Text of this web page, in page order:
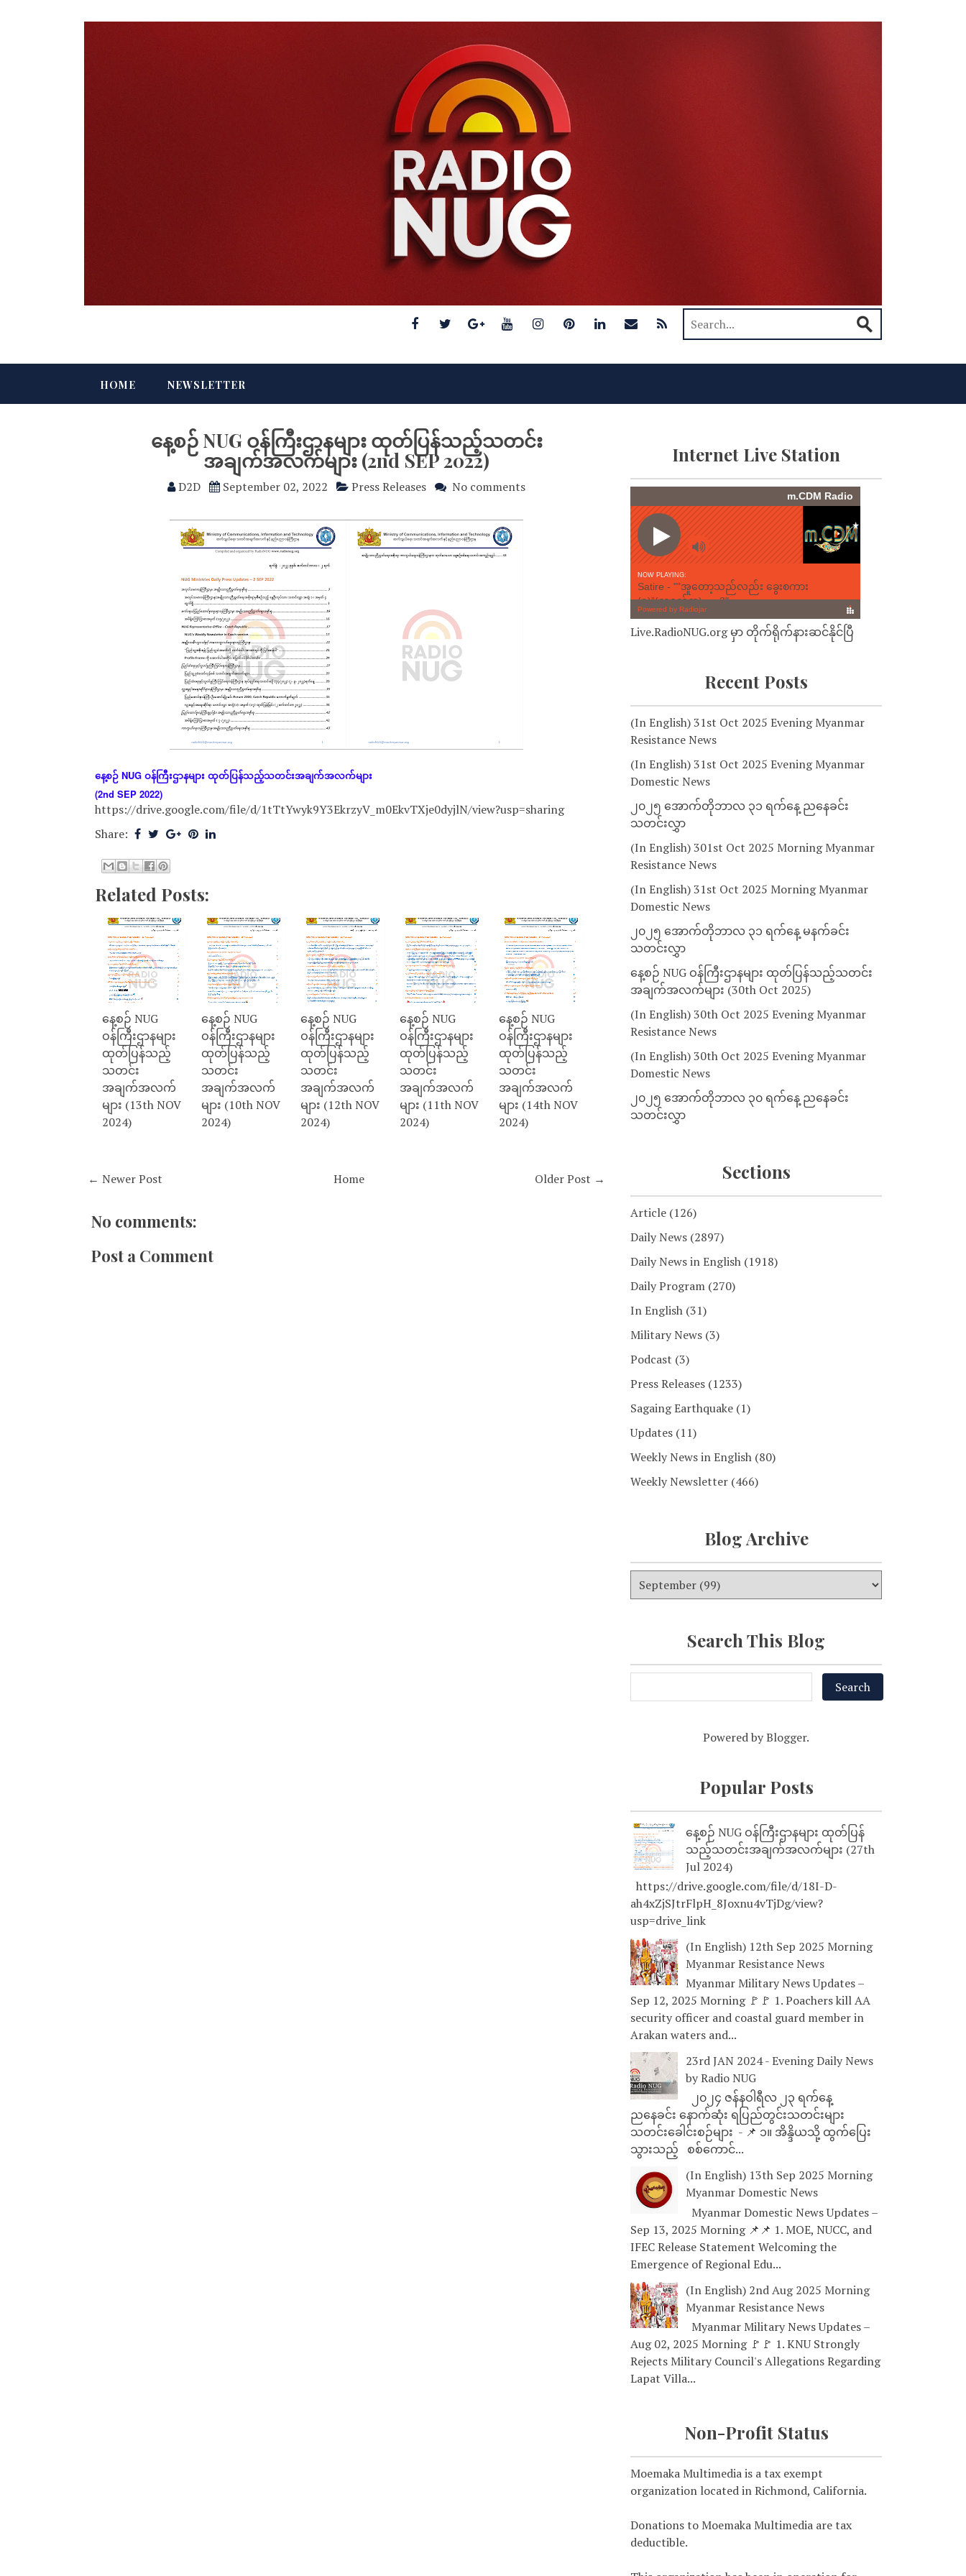
HOME NEWSLETTER
နေ့စဉ် NUG ဝန်ကြီးဌာနများ ထုတ်ပြန်သည့်သတင်း
အချက်အလက်များ (2nd SEP 2022)
D2D September 02, 2022 Press Releases No comments
နေ့စဉ် NUG ဝန်ကြီးဌာနများ ထုတ်ပြန်သည့်သတင်းအချက်အလက်များ
(2nd SEP 2022)
https://drive.google.com/file/d/1tTtYwyk9Y3EkrzyV_m0EkvTXje0dyjlN/view?usp=sharing
Share:
Related Posts:
နေ့စဉ် NUG
ဝန်ကြီးဌာနများ
ထုတ်ပြန်သည့်
သတင်း
အချက်အလက်
များ (13th NOV
2024)
နေ့စဉ် NUG
ဝန်ကြီးဌာနများ
ထုတ်ပြန်သည့်
သတင်း
အချက်အလက်
များ (10th NOV
2024)
နေ့စဉ် NUG
ဝန်ကြီးဌာနများ
ထုတ်ပြန်သည့်
သတင်း
အချက်အလက်
များ (12th NOV
2024)
နေ့စဉ် NUG
ဝန်ကြီးဌာနများ
ထုတ်ပြန်သည့်
သတင်း
အချက်အလက်
များ (11th NOV
2024)
နေ့စဉ် NUG
ဝန်ကြီးဌာနများ
ထုတ်ပြန်သည့်
သတင်း
အချက်အလက်
များ (14th NOV
2024)
← Newer Post Older Post →
Home
No comments:
Post a Comment
Internet Live Station
Live.RadioNUG.org မှာ တိုက်ရိုက်နားဆင်နိုင်ပြီ
Recent Posts
(In English) 31st Oct 2025 Evening Myanmar
Resistance News
(In English) 31st Oct 2025 Evening Myanmar
Domestic News
၂၀၂၅ အောက်တိုဘာလ ၃၁ ရက်နေ့ ညနေခင်း
သတင်းလွှာ
(In English) 301st Oct 2025 Morning Myanmar
Resistance News
(In English) 31st Oct 2025 Morning Myanmar
Domestic News
၂၀၂၅ အောက်တိုဘာလ ၃၁ ရက်နေ့ မနက်ခင်း
သတင်းလွှာ
နေ့စဉ် NUG ဝန်ကြီးဌာနများ ထုတ်ပြန်သည့်သတင်း
အချက်အလက်များ (30th Oct 2025)
(In English) 30th Oct 2025 Evening Myanmar
Resistance News
(In English) 30th Oct 2025 Evening Myanmar
Domestic News
၂၀၂၅ အောက်တိုဘာလ ၃၀ ရက်နေ့ ညနေခင်း
သတင်းလွှာ
Sections
Article (126)
Daily News (2897)
Daily News in English (1918)
Daily Program (270)
In English (31)
Military News (3)
Podcast (3)
Press Releases (1233)
Sagaing Earthquake (1)
Updates (11)
Weekly News in English (80)
Weekly Newsletter (466)
Blog Archive
Search This Blog
Powered byBlogger.
Popular Posts
နေ့စဉ် NUG ဝန်ကြီးဌာနများ ထုတ်ပြန်
သည့်သတင်းအချက်အလက်များ (27th
Jul 2024)
https://drive.google.com/file/d/18I-D-
ah4xZjSJtrFlpH_8Joxnu4vTjDg/view?
usp=drive_link
(In English) 12th Sep 2025 Morning
Myanmar Resistance News
Myanmar Military News Updates –
Sep 12, 2025 Morning 🚩🚩 1. Poachers kill AA
security officer and coastal guard member in
Arakan waters and...
23rd JAN 2024 - Evening Daily News
by Radio NUG
၂၀၂၄ ဇန်နဝါရီလ ၂၃ ရက်နေ့
ညနေခင်း နောက်ဆုံး ရပြည်တွင်းသတင်းများ
သတင်းခေါင်းစဉ်များ - 📌 ၁။ အိန္ဒိယသို့ ထွက်ပြေး
သွားသည့် စစ်ကောင်...
(In English) 13th Sep 2025 Morning
Myanmar Domestic News
Myanmar Domestic News Updates –
Sep 13, 2025 Morning 📌📌 1. MOE, NUCC, and
IFEC Release Statement Welcoming the
Emergence of Regional Edu...
(In English) 2nd Aug 2025 Morning
Myanmar Resistance News
Myanmar Military News Updates –
Aug 02, 2025 Morning 🚩🚩 1. KNU Strongly
Rejects Military Council's Allegations Regarding
Lapat Villa...
Non-Profit Status
Moemaka Multimedia is a tax exempt
organization located in Richmond, California.
Donations to Moemaka Multimedia are tax
deductible.